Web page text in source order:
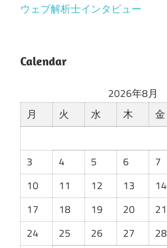
ウェブ解析士インタビュー
Calendar
2026年8月
月
火 水 木 金
3
4 5 6 7
10
11 12 13 14
17
18 19 20 21
24
25 26 27 28